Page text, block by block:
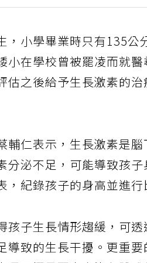
，小學畢業時只有135公
小在學校曾被罷凌而就
估之後給予生長激素的
輔仁表示，生長激素是
分泌不足，可能導致孩
，紀錄孩子的身高並進行
孩子生長情形趨緩，可
導致的生長干擾。更重